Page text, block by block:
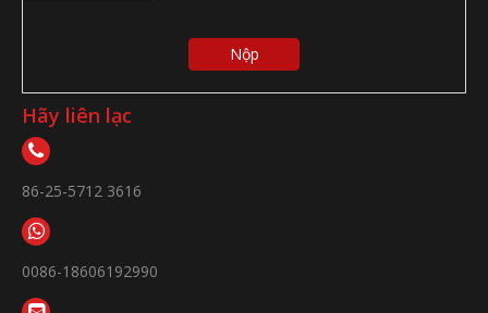
Nộp
Hãy liên lạc
86-25-5712 3616
0086-18606192990